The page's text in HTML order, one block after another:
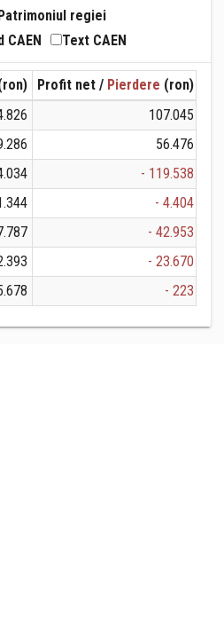
regiei
CAEN Text CAEN
Profit net / Pierdere (ron)
107.045
56.476
- 119.538
- 4.404
- 42.953
- 23.670
- 223